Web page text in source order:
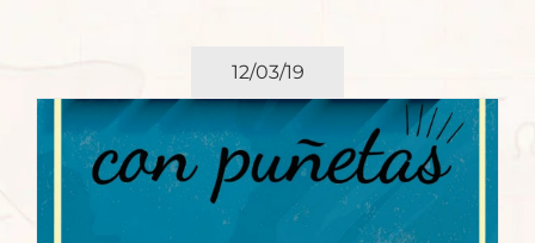
12/03/19